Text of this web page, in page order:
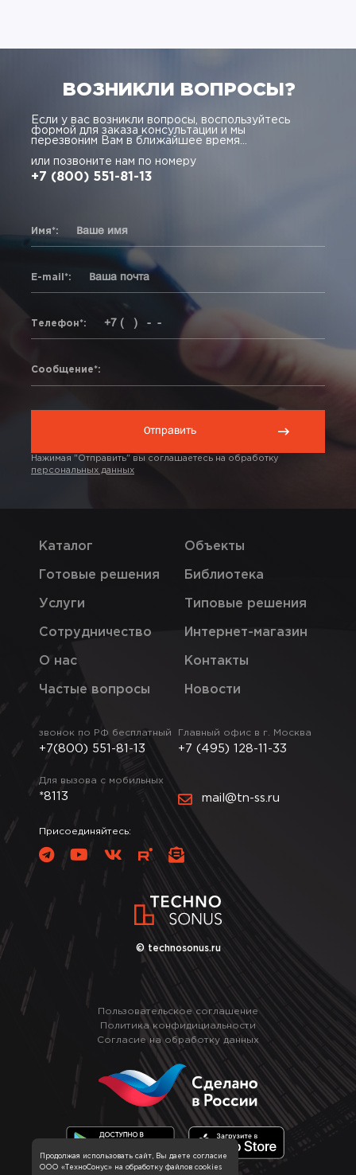
ВОЗНИКЛИ ВОПРОСЫ?
Если у вас возникли вопросы, воспользуйтесь
формой для заказа консультации и мы
перезвоним Вам в ближайшее время...
или позвоните нам по номеру
+7 (800) 551-81-13
Имя*:
E-mail*:
Телефон*:
Сообщение*:
Нажимая "Отправить" вы соглашаетесь на обработку
персональных данных
© technosonus.ru
Пользовательское соглашение
Политика конфидициальности
Согласие на обработку данных
Каталог
Готовые решения
Услуги
Сотрудничество
О нас
Частые вопросы
Объекты
Библиотека
Типовые решения
Интернет-магазин
Контакты
Новости
звонок по РФ бесплатный
+7(800) 551-81-13
Главный офис в г. Москва
+7 (495) 128-11-33
Для вызова с мобильных
*8113 mail@tn-ss.ru
Присоединяйтесь:
Продолжая использовать сайт, Вы даете согласие
ООО «ТехноСонус» на обработку файлов cookies